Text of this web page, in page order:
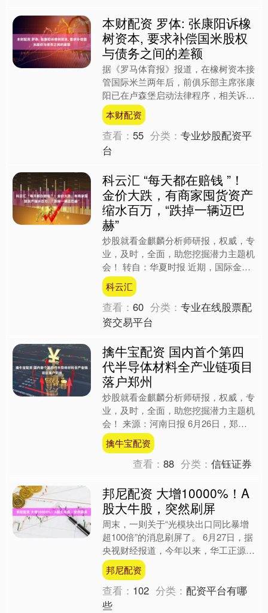
本财配资 罗体: 张康阳诉橡
树资本, 要求补偿国米股权
与债务之间的差额
据《罗马体育报》报道，在橡树资本接
管国际米兰两年后，前俱乐部主席张康
阳已在卢森堡启动法律程序，相关诉讼
涉及的金额最高可能达到4.5亿欧元。
报道称，张康阳提出的....
本财配资
查看：55 分类：专业炒股配资平
台
科云汇 “每天都在赔钱 ”！
金价大跌，有商家囤货资产
缩水百万，“跌掉一辆迈巴
赫”
炒股就看金麒麟分析师研报，权威，专
业，及时，全面，助您挖掘潜力主题机
会！ 转自：华夏时报 近期，国际金价
持续大幅下行。6月26日19时30分左
右，伦敦金现货价格....
科云汇
查看：60 分类：专业在线股票配
资交易平台
擒牛宝配资 国内首个第四
代半导体材料全产业链项目
落户郑州
炒股就看金麒麟分析师研报，权威，专
业，及时，全面，助您挖掘潜力主题机
会！ 来源：河南日报 6月26日，郑州
高新区与中科粉研（河南）超硬材料有
限公司签署协议，中科....
擒牛宝配资
查看：88 分类：信钰证券
邦尼配资 大增10000%！A
股大牛股，突然刷屏
周末，一则关于“光模块出口同比暴增
超100倍”的消息刷屏了。 6月27日，据
央视财经报道，今年以来，华工正源
800G以上光模块出口同比增长超过100
倍。据悉，报....
邦尼配资
查看： 102 分类：配资平台有哪
些